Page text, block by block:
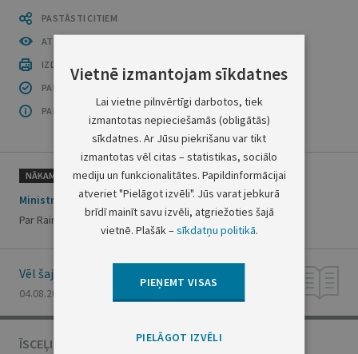
PASTĀSTI CITIEM
ATVĒRT PUBLIKĀCIJU (PDF)
IZDRUKĀT PUBLIKĀCIJU
PAR INFORMĀCIJAS DROŠĪBU
PAR ŠO GRUPU
NĀKAMAIS
Ministru prezidenta rīkojums Nr. 257
Par Raimonda Bergmaņa komandējumu
Vēl šajā numurā
04.08.2016., Nr. 149
ĪSCEĻI
Vietnē izmantojam sīkdatnes
Lai vietne pilnvērtīgi darbotos, tiek
izmantotas nepieciešamās (obligātās)
sīkdatnes. Ar Jūsu piekrišanu var tikt
izmantotas vēl citas – statistikas, sociālo
mediju un funkcionalitātes. Papildinformācijai
atveriet "Pielāgot izvēli". Jūs varat jebkurā
brīdī mainīt savu izvēli, atgriežoties šajā
vietnē. Plašāk –sīkdatņu politikā.
PIEŅEMT VISAS
PIELĀGOT IZVĒLI